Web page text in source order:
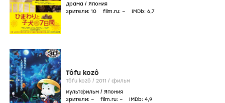
драма / Япония
зрители: 10 film.ru: – IMDb: 6,7
Tôfu kozô
Tôfu kozô / 2011 / фильм
мультфильм / Япония
зрители: – film.ru: – IMDb: 4,9